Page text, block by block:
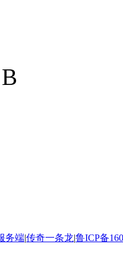
务端|传奇一条龙|鲁ICP备